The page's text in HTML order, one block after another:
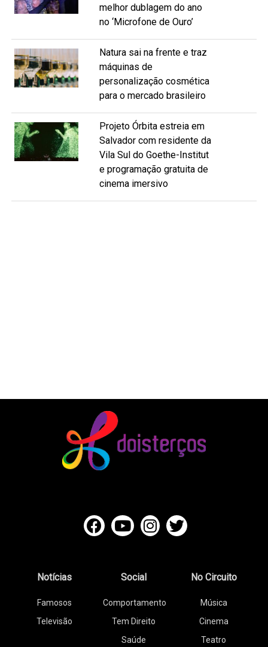
melhor dublagem do ano
no ‘Microfone de Ouro’
Natura sai na frente e traz
máquinas de
personalização cosmética
para o mercado brasileiro
Projeto Órbita estreia em
Salvador com residente da
Vila Sul do Goethe-Institut
e programação gratuita de
cinema imersivo
Notícias
Famosos
Televisão
Social
Comportamento
Tem Direito
Saúde
No Circuito
Música
Cinema
Teatro